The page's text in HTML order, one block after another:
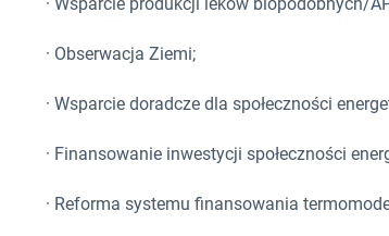
· Wsparcie produkcji leków biopodobnych/
· Obserwacja Ziemi;
· Wsparcie doradcze dla społeczności
· Finansowanie inwestycji społeczności
· Reforma systemu finansowania